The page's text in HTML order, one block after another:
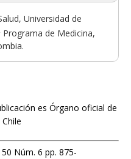
Universidad de
Programa de Medicina,
es Órgano oficial de
Núm. 6 pp. 875-